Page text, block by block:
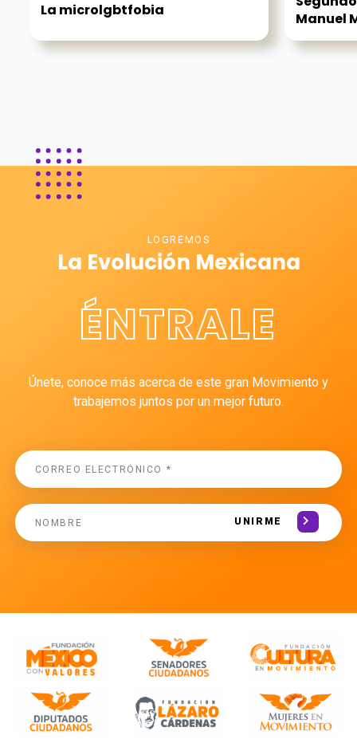
La microlgbtfobia
Manuel
LOGREMOS
La Evolución Mexicana
ÉNTRALE
Únete, conoce más acerca de este gran Movimiento y
trabajemos juntos por un mejor futuro.
UNIRME